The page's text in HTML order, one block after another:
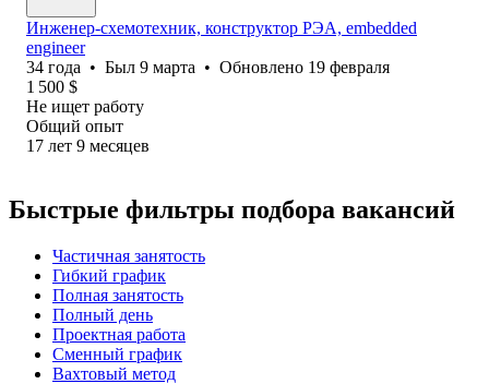
Инженер-схемотехник, конструктор РЭА, embedded
engineer
34 года • Был 9 марта • Обновлено 19 февраля
1 500 $
Не ищет работу
Общий опыт
17 лет 9 месяцев
Быстрые фильтры подбора вакансий
Частичная занятость
Гибкий график
Полная занятость
Полный день
Проектная работа
Сменный график
Вахтовый метод